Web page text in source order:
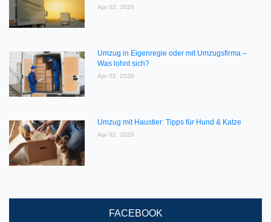
Apr 02, 2026
Umzug in Eigenregie oder mit Umzugsfirma –
Was lohnt sich?
Apr 02, 2026
Umzug mit Haustier: Tipps für Hund & Katze
Apr 02, 2026
FACEBOOK